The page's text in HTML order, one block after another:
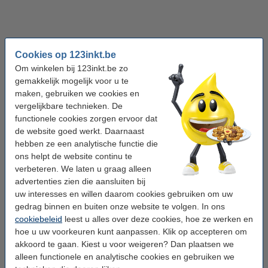
Cookies op 123inkt.be
Om winkelen bij 123inkt.be zo
gemakkelijk mogelijk voor u te
maken, gebruiken we cookies en
vergelijkbare technieken. De
functionele cookies zorgen ervoor dat
de website goed werkt. Daarnaast
hebben ze een analytische functie die
ons helpt de website continu te
verbeteren. We laten u graag alleen
advertenties zien die aansluiten bij
uw interesses en willen daarom cookies gebruiken om uw
gedrag binnen en buiten onze website te volgen. In ons
cookiebeleid leest u alles over deze cookies, hoe ze werken en
hoe u uw voorkeuren kunt aanpassen. Klik op accepteren om
akkoord te gaan. Kiest u voor weigeren? Dan plaatsen we
alleen functionele en analytische cookies en gebruiken we
Whiteboards
Veelgestelde vragen